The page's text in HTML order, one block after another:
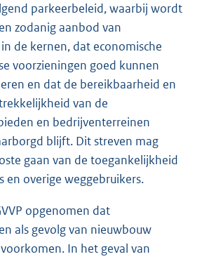
parkeerbeleid, waarbij wordt
zodanig aanbod van
de kernen, dat economische
voorzieningen goed kunnen
en dat de bereikbaarheid en
van de
en bedrijventerreinen
blijft. Dit streven mag
gaan van de toegankelijkheid
en overige weggebruikers.
opgenomen dat
als gevolg van nieuwbouw
In het geval van